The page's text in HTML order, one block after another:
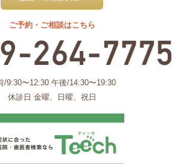
ご予約・ご相談はこちら
/9:30〜12:30 午後/14:30〜19:30
休診日 金曜、日曜、祝日